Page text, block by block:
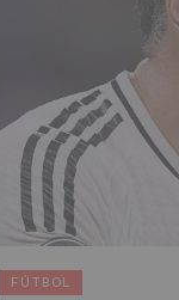
FÚTBOL